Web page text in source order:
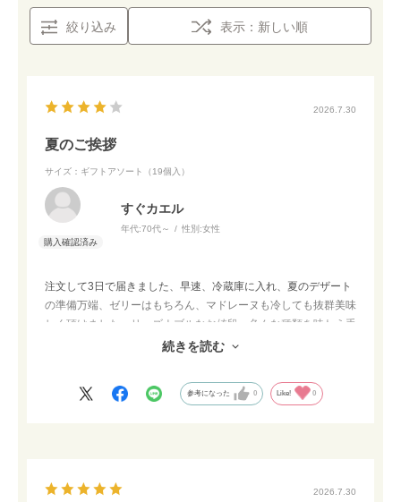
絞り込み 表示：新しい順
2026.7.30
夏のご挨拶
サイズ：ギフトアソート（19個入）
すぐカエル
年代:70代～ 性別:女性
注文して3日で届きました、早速、冷蔵庫に入れ、夏のデザート
の準備万端、ゼリーはもちろん、マドレーヌも冷しても抜群美味
しく頂けました。リーズナブルなお値段、色んな種類を味わえ手
続きを読む
参考になった 0 Like! 0
2026.7.30